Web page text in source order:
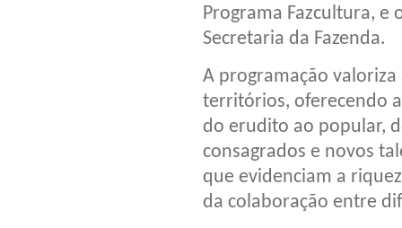
Programa Fazcultura, e
Secretaria da Fazenda.
A programação
territórios, oferecendo
do erudito ao popular,
consagrados e novos
que evidenciam a
da colaboração entre